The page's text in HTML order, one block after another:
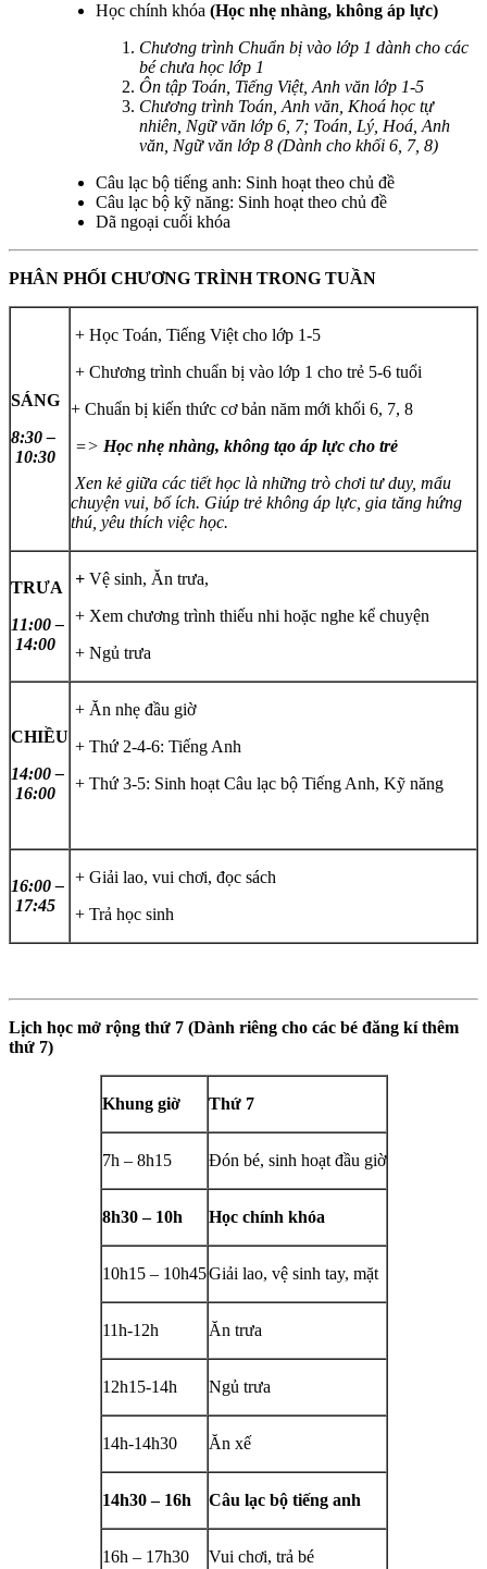
Học chính khóa (Học nhẹ nhàng, không áp lực)
Chương trình Chuẩn bị vào lớp 1 dành cho các
bé chưa học lớp 1
Ôn tập Toán, Tiếng Việt, Anh văn lớp 1-5
Chương trình Toán, Anh văn, Khoá học tự
nhiên, Ngữ văn lớp 6, 7; Toán, Lý, Hoá, Anh
văn, Ngữ văn lớp 8 (Dành cho khối 6, 7, 8)
Câu lạc bộ tiếng anh: Sinh hoạt theo chủ đề
Câu lạc bộ kỹ năng: Sinh hoạt theo chủ đề
Dã ngoại cuối khóa
PHÂN PHỐI CHƯƠNG TRÌNH TRONG TUẦN
SÁNG
8:30 –
10:30
+ Học Toán, Tiếng Việt cho lớp 1-5
+ Chương trình chuẩn bị vào lớp 1 cho trẻ 5-6 tuổi
+ Chuẩn bị kiến thức cơ bản năm mới khối 6, 7, 8
=> Học nhẹ nhàng, không tạo áp lực cho trẻ
Xen kẻ giữa các tiết học là những trò chơi tư duy, mẩu
chuyện vui, bổ ích. Giúp trẻ không áp lực, gia tăng hứng
thú, yêu thích việc học.
TRƯA
11:00 –
14:00
+ Vệ sinh, Ăn trưa,
+ Xem chương trình thiếu nhi hoặc nghe kể chuyện
+ Ngủ trưa
CHIỀU
14:00 –
16:00
+ Ăn nhẹ đầu giờ
+ Thứ 2-4-6: Tiếng Anh
+ Thứ 3-5: Sinh hoạt Câu lạc bộ Tiếng Anh, Kỹ năng
16:00 –
17:45
+ Giải lao, vui chơi, đọc sách
+ Trả học sinh
Lịch học mở rộng thứ 7 (Dành riêng cho các bé đăng kí thêm
thứ 7)
Khung giờ Thứ 7
7h – 8h15 Đón bé, sinh hoạt đầu giờ
8h30 – 10h Học chính khóa
10h15 – 10h45Giải lao, vệ sinh tay, mặt
11h-12h Ăn trưa
12h15-14h Ngủ trưa
14h-14h30 Ăn xế
14h30 – 16h Câu lạc bộ tiếng anh
16h – 17h30 Vui chơi, trả bé